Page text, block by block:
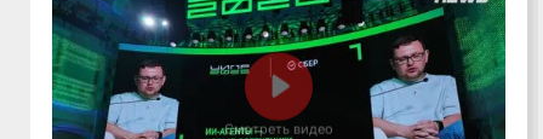
Смотреть видео